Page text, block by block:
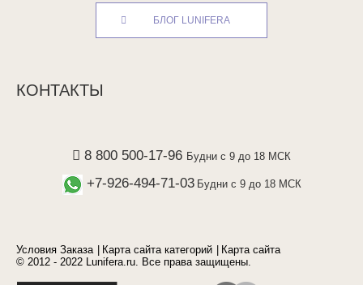
БЛОГ LUNIFERA
КОНТАКТЫ
8 800 500-17-96 Будни с 9 до 18 МСК
+7-926-494-71-03 Будни с 9 до 18 МСК
Условия Заказа Карта сайта категорий
Карта сайта
© 2012 - 2022 Lunifera.ru. Все права защищены.